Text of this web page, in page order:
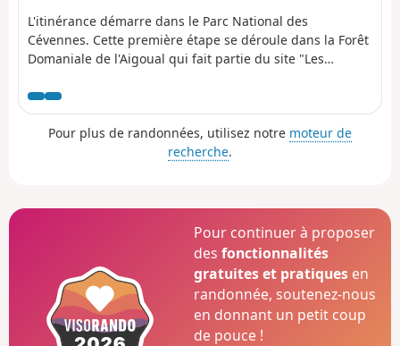
L'itinérance démarre dans le Parc National des
Cévennes. Cette première étape se déroule dans la Forêt
Domaniale de l'Aigoual qui fait partie du site "Les
patrimoine mondial de l'Unesco. On suit la draille reliant
le Languedoc à l'Aubrac empruntée aujourd'hui encore
par les brebis pour rejoindre les estives de l'Aigoual.
Pour plus de randonnées, utilisez notre moteur de
recherche.
Pour continuer à proposer
desfonctionnalités
gratuites et pratiques en
randonnée, soutenez-nous
en donnant un petit coup
de pouce !